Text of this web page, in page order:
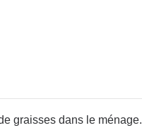
graisses dans le ménage.